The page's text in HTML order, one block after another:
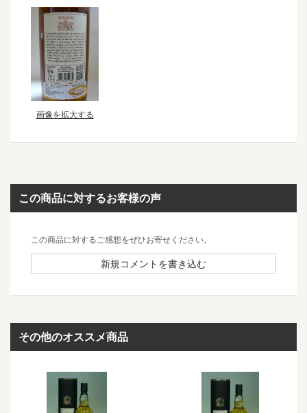
画像を拡大する
この商品に対するお客様の声
この商品に対するご感想をぜひお寄せください。
新規コメントを書き込む
その他のオススメ商品